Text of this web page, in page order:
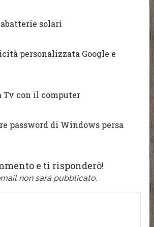
solari
personalizzata Google e
Tv con il computer
password di Windows persa
e ti risponderò!
non sarà pubblicato.